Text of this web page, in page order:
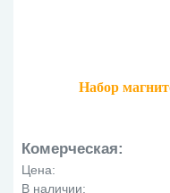
Набор
Комерческая:
Цена:
В наличии: